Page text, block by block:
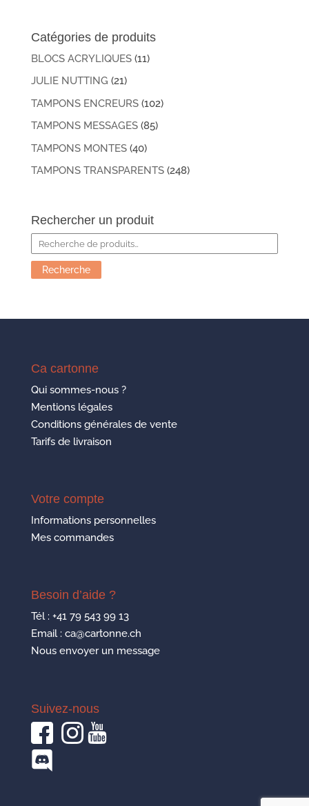
Catégories de produits
BLOCS ACRYLIQUES (11)
JULIE NUTTING (21)
TAMPONS ENCREURS (102)
TAMPONS MESSAGES (85)
TAMPONS MONTES (40)
TAMPONS TRANSPARENTS (248)
Rechercher un produit
Recherche
pour :
Recherche
Ca cartonne
Qui sommes-nous ?
Mentions légales
Conditions générales de vente
Tarifs de livraison
Votre compte
Informations personnelles
Mes commandes
Besoin d’aide ?
Tél : +41 79 543 99 13
Email : ca@cartonne.ch
Nous envoyer un message
Suivez-nous